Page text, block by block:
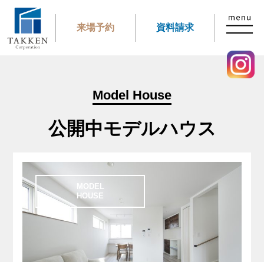
来場予約 資料請求
Model House
公開中モデルハウス
MODEL
HOUSE